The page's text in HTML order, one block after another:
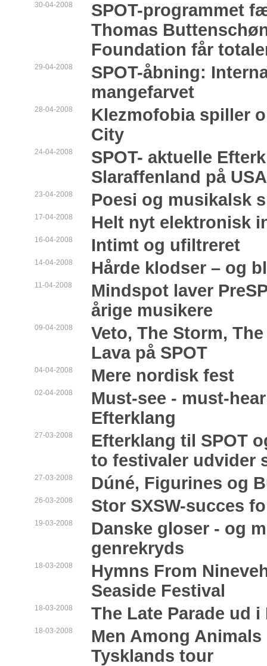
30-04-2008
SPOT-programmet
Thomas
Foundation får
29-04-2008
SPOT-åbning:
mangefarvet
28-04-2008
Klezmofobia spiller
City
24-04-2008
SPOT- aktuelle
Slaraffenland på
23-04-2008 Poesi og musikalsk
17-04-2008 Helt nyt elektronisk
16-04-2008 Intimt og ufiltreret
14-04-2008 Hårde klodser – og
11-04-2008
Mindspot laver
årige musikere
09-04-2008
Veto, The Storm,
Lava på SPOT
04-04-2008 Mere nordisk fest
02-04-2008
Must-see - must-
Efterklang
27-03-2008
Efterklang til SPOT
to festivaler udvider
27-03-2008 Dúné, Figurines og
26-03-2008 Stor SXSW-succes
19-03-2008
Danske gloser - og
genrekryds
18-03-2008
Hymns From
Seaside Festival
18-03-2008 The Late Parade ud
18-03-2008
Men Among
Tysklands tour